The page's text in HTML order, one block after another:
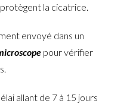
la cicatrice.
envoyé dans un
pour vérifier
allant de 7 à 15 jours